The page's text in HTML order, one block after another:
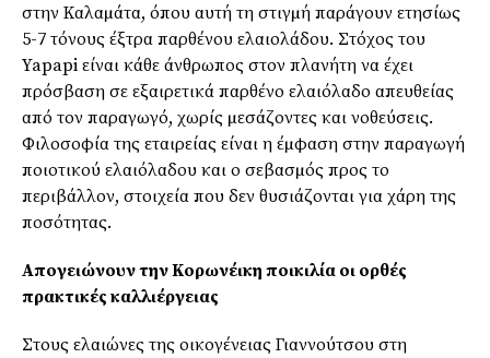
στην Καλαµάτα, όπου αυτή τη στιγµή παράγουν ετησίως
5-7 τόνους έξτρα παρθένου ελαιολάδου. Στόχος του
Yapapi είναι κάθε άνθρωπος στον πλανήτη να έχει
πρόσβαση σε εξαιρετικά παρθένο ελαιόλαδο απευθείας
από τον παραγωγό, χωρίς µεσάζοντες και νοθεύσεις.
Φιλοσοφία της εταιρείας είναι η έµφαση στην παραγωγή
ποιοτικού ελαιόλαδου και ο σεβασµός προς το
περιβάλλον, στοιχεία που δεν θυσιάζονται για χάρη της
ποσότητας.
Απογειώνουν την Κορωνέικη ποικιλία οι ορθές
πρακτικές καλλιέργειας
Στους ελαιώνες της οικογένειας Γιαννούτσου στη